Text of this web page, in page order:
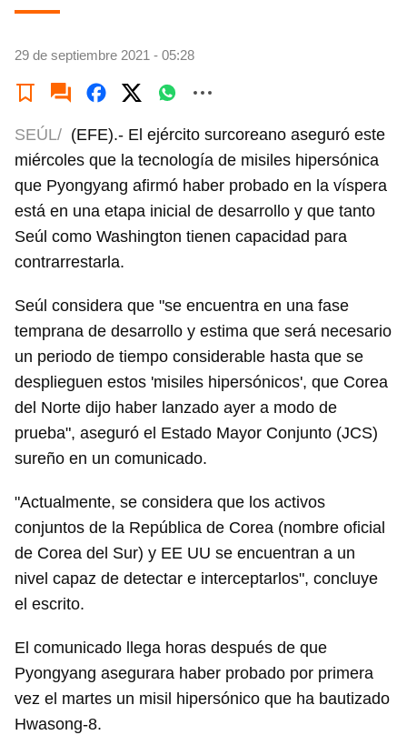
29 de septiembre 2021 - 05:28
SEÚL/ (EFE).- El ejército surcoreano aseguró este
miércoles que la tecnología de misiles hipersónica
que Pyongyang afirmó haber probado en la víspera
está en una etapa inicial de desarrollo y que tanto
Seúl como Washington tienen capacidad para
contrarrestarla.
Seúl considera que "se encuentra en una fase
temprana de desarrollo y estima que será necesario
un periodo de tiempo considerable hasta que se
desplieguen estos 'misiles hipersónicos', que Corea
del Norte dijo haber lanzado ayer a modo de
prueba", aseguró el Estado Mayor Conjunto (JCS)
sureño en un comunicado.
"Actualmente, se considera que los activos
conjuntos de la República de Corea (nombre oficial
de Corea del Sur) y EE UU se encuentran a un
nivel capaz de detectar e interceptarlos", concluye
el escrito.
El comunicado llega horas después de que
Pyongyang asegurara haber probado por primera
vez el martes un misil hipersónico que ha bautizado
Hwasong-8.